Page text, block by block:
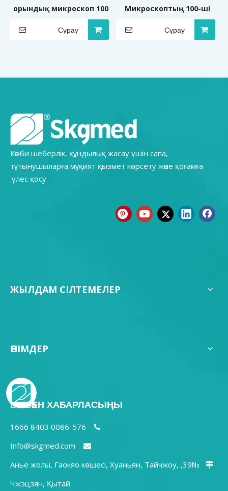
Микроскоптың 100-ші
слайдына арналған
сақтау жәшіктері
Сұрау
100 орындық микроскоп
слайдына арналған
сақтау жәшіктері
Сұрау
Кәсіби шеберлік, құндылық жасау үшін сапа,
тұтынушыларға мұқият қызмет көрсету және қоғамға
үлес қосу.
ЖЫЛДАМ СІЛТЕМЕЛЕР
ӨНІМДЕР
БІЗБЕН ХАБАРЛАСЫҢЫ


Info@skgmed.com

№39, Анье жолы, Гаокяо көшесі, Хуаньян, Тайчжоу,
Чжэцзян, Қытай